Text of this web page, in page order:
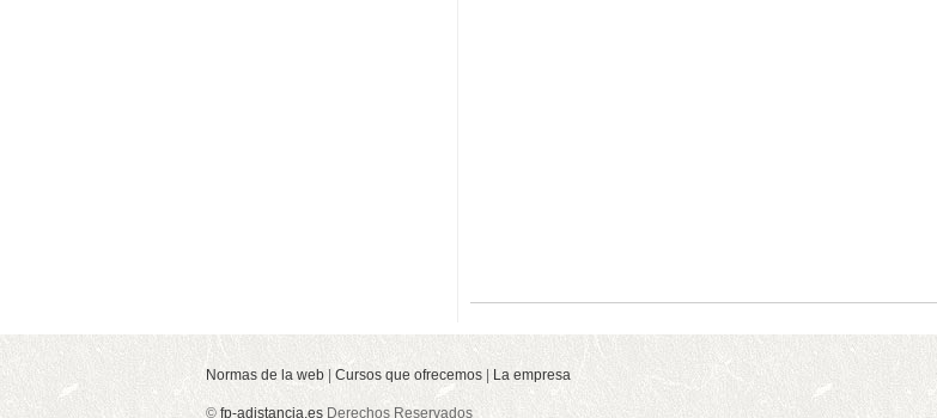
Normas de la web Cursos que ofrecemos La empresa
© fp-adistancia.es Derechos Reservados